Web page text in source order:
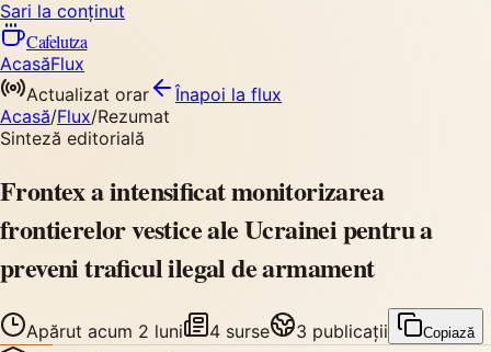
Sari la conținut
Cafelutza
AcasăFlux
Actualizat orar
Înapoi la flux
Acasă/Flux/Rezumat
Sinteză editorială
Frontex a intensificat monitorizarea
frontierelor vestice ale Ucrainei pentru a
preveni traficul ilegal de armament
Apărut acum 2 luni 4 surse 3 publicații Copiază